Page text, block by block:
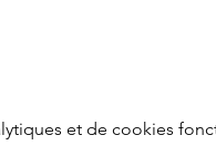
et de cookies